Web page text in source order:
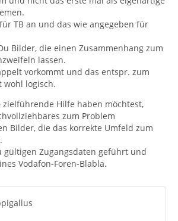
TB an und das wie angegeben für
Bilder, die einen Zusammenhang zum
lassen.
vorkommt und das entspr. zum
wohl logisch.
zielführende Hilfe haben möchtest,
zum Problem
Bilder, die das korrekte Umfeld zum
gültigen Zugangsdaten geführt und
Vodafon-Foren-Blabla.